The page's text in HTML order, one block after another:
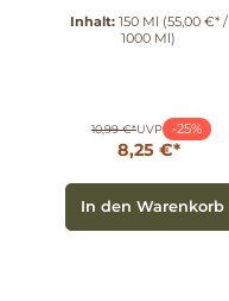
Inhalt: 150 Ml (55,00 €* /
1000 Ml)
10,99 €*UVP -25%
8,25 €*
In den Warenkorb